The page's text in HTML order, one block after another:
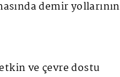
demir yollarının
ve çevre dostu